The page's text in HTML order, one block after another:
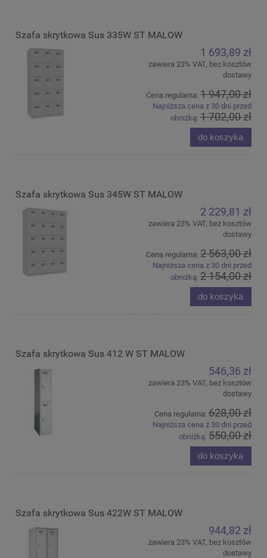
Szafa skrytkowa Sus 335W ST MALOW
1 693,89 zł
zawiera 23% VAT, bez kosztów
dostawy
Cena regularna: 1 947,00 zł
Najniższa cena z 30 dni przed
obniżką: 1 702,00 zł
do koszyka
Szafa skrytkowa Sus 345W ST MALOW
2 229,81 zł
zawiera 23% VAT, bez kosztów
dostawy
Cena regularna: 2 563,00 zł
Najniższa cena z 30 dni przed
obniżką: 2 154,00 zł
do koszyka
Szafa skrytkowa Sus 412 W ST MALOW
546,36 zł
zawiera 23% VAT, bez kosztów
dostawy
Cena regularna: 628,00 zł
Najniższa cena z 30 dni przed
obniżką: 550,00 zł
do koszyka
Szafa skrytkowa Sus 422W ST MALOW
944,82 zł
zawiera 23% VAT, bez kosztów
dostawy